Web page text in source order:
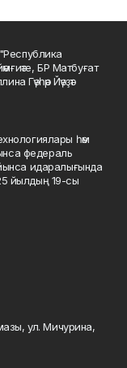
БР Матбуғат
Гәүһәр Йәүҙәт
һәм
федераль
идаралығында
йылдың 19-сы
ул. Мичурина,